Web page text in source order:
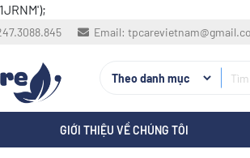
Email:
GIỚI THIỆU VỀ CHÚNG TÔI